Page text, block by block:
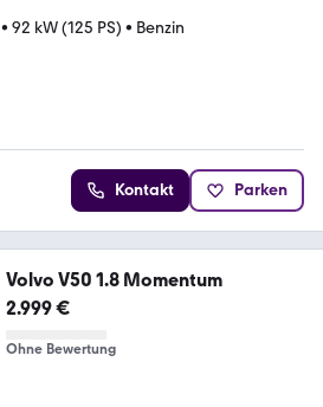
• 92 kW (125 PS) • Benzin
Kontakt Parken
Volvo V50 1.8 Momentum
2.999 €
Ohne Bewertung